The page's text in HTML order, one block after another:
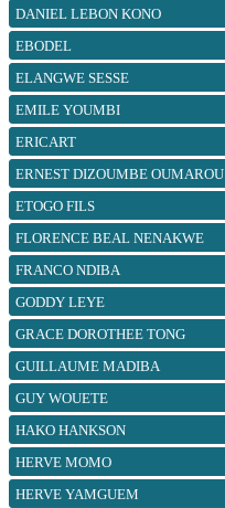
DANIEL LEBON KONO
EBODEL
ELANGWE SESSE
EMILE YOUMBI
ERICART
ERNEST DIZOUMBE OUMAROU
ETOGO FILS
FLORENCE BEAL NENAKWE
FRANCO NDIBA
GODDY LEYE
GRACE DOROTHEE TONG
GUILLAUME MADIBA
GUY WOUETE
HAKO HANKSON
HERVE MOMO
HERVE YAMGUEM